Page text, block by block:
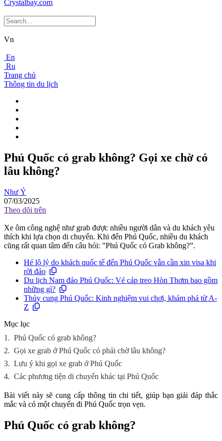
Vn
En
Ru
Trang chủ
Thông tin du lịch
Phú Quốc có grab không? Gọi xe chờ có
lâu không?
Như Ý
07/03/2025
Theo dõi trên
Xe ôm công nghệ như grab được nhiều người dân và du khách yêu
thích khi lựa chọn di chuyển. Khi đến Phú Quốc, nhiều du khách
cũng rất quan tâm đến câu hỏi: "Phú Quốc có Grab không?”.
Hé lộ lý do khách quốc tế đến Phú Quốc vẫn cần xin visa khi
rời đảo
Du lịch Nam đảo Phú Quốc: Vé cáp treo Hòn Thơm bao gồm
những gì?
Thủy cung Phú Quốc: Kinh nghiệm vui chơi, khám phá từ A-
Z
Mục lục
1. Phú Quốc có grab không?
2. Gọi xe grab ở Phú Quốc có phải chờ lâu không?
3. Lưu ý khi gọi xe grab ở Phú Quốc
4. Các phương tiện di chuyển khác tại Phú Quốc
Bài viết này sẽ cung cấp thông tin chi tiết, giúp bạn giải đáp thắc
mắc và có một chuyến đi Phú Quốc trọn vẹn.
Phú Quốc có grab không?